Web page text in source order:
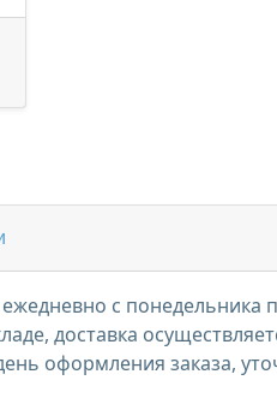
с понедельника
доставка
оформления заказа,